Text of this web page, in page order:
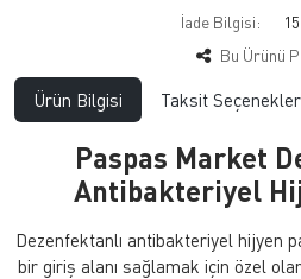
İade Bilgisi:
Bu Ürünü
Ürün Bilgisi Taksit
Paspas Market
Antibakteriyel
Dezenfektanlı antibakteriyel hijyen
bir giriş alanı sağlamak için özel